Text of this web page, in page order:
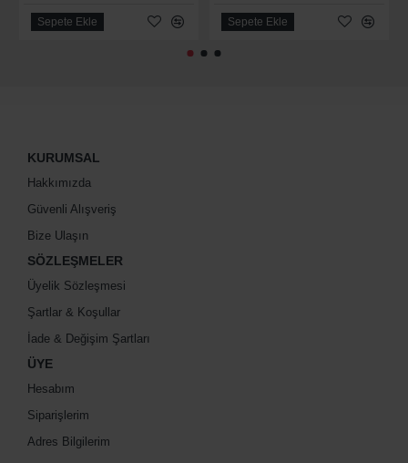
Sepete Ekle Sepete Ekle
KURUMSAL
Hakkımızda
Güvenli Alışveriş
Bize Ulaşın
SÖZLEŞMELER
Üyelik Sözleşmesi
Şartlar & Koşullar
İade & Değişim Şartları
ÜYE
Hesabım
Siparişlerim
Adres Bilgilerim